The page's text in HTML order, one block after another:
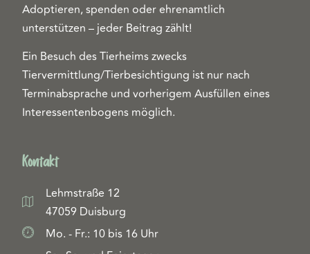
Adoptieren, spenden oder ehrenamtlich
unterstützen – jeder Beitrag zählt!
Ein Besuch des Tierheims zwecks
Tiervermittlung/Tierbesichtigung ist nur nach
Terminabsprache und vorherigem Ausfüllen eines
Interessentenbogens möglich.
Kontakt
Lehmstraße 12
47059 Duisburg
Mo. - Fr.: 10 bis 16 Uhr